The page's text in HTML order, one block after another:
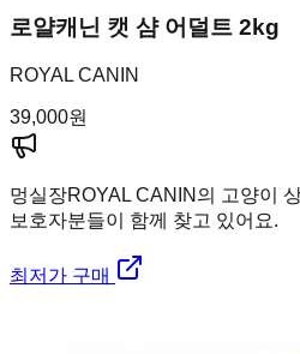
로얄캐닌 캣 샴 어덜트 2kg
ROYAL CANIN
39,000원
멍실장ROYAL CANIN의 고양이
보호자분들이 함께 찾고 있어요.
최저가 구매